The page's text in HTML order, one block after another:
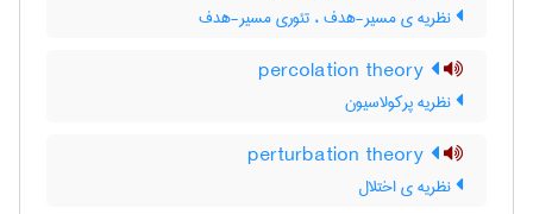
نظریه ی مسیر-هدف ، تئوری مسیر-هدف
نظریه پرکولاسیون
نظریه ی اختلال